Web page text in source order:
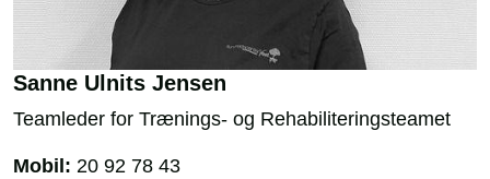
Sanne Ulnits Jensen
Teamleder for Trænings- og Rehabiliteringsteamet
Mobil: 20 92 78 43